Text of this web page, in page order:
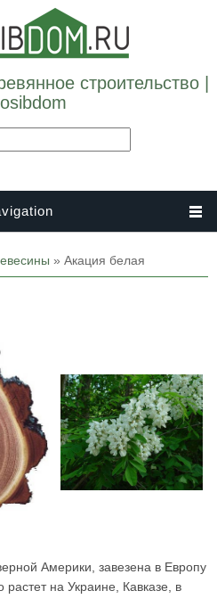
строительство |
» Акация белая
Америки, завезена в Европу
растет на Украине, Кавказе, в